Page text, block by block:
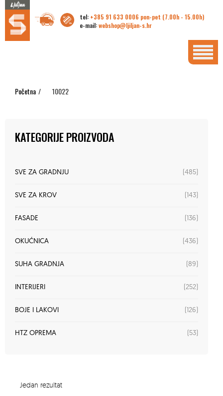
tel: +385 91 633 0006 pon-pet (7.00h - 15.00h)
e-mail:webshop@ljiljan-s.hr
Početna / 10022
KATEGORIJE PROIZVODA
SVE ZA GRADNJU (485)
SVE ZA KROV (143)
FASADE (136)
OKUĆNICA (436)
SUHA GRADNJA (89)
INTERIJERI (252)
BOJE I LAKOVI (126)
HTZ OPREMA (53)
Jedan rezultat